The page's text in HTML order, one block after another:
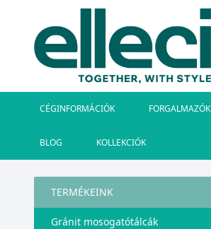
CÉGINFORMÁCIÓK FORGALMAZÓK
BLOG KOLLEKCIÓK
TERMÉKEINK
Gránit mosogatótálcák